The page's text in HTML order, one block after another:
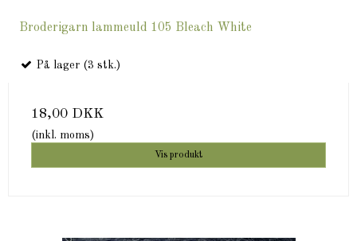
Broderigarn lammeuld 105 Bleach White
På lager (3 stk.)
18,00 DKK
(inkl. moms)
Vis produkt